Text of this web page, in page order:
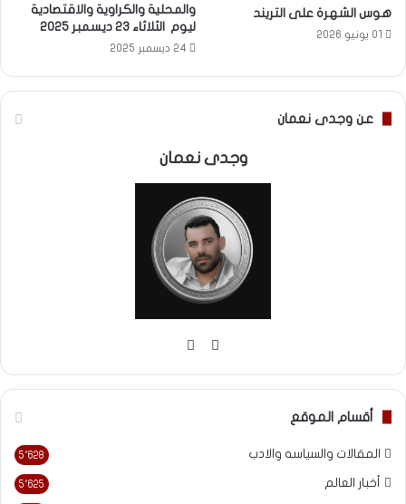
هوس الشهرة على التريند
01 يونيو 2026
والمحلية والكراوية والاقتصادية
ليوم الثلاثاء 23 ديسمبر 2025
24 ديسمبر 2025
عن وجدى نعمان
وجدى نعمان
موقع
أقسام الموقع
المقالات والسياسه والادب 5٬628
أخبار العالم 5٬625